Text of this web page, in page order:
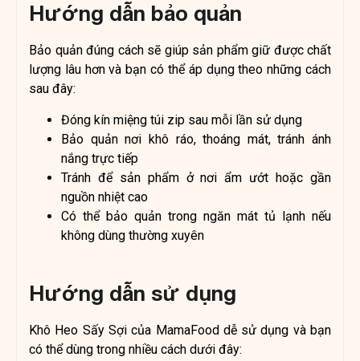
Hướng dẫn bảo quản
Bảo quản đúng cách sẽ giúp sản phẩm giữ được chất
lượng lâu hơn và bạn có thể áp dụng theo những cách
sau đây:
Đóng kín miệng túi zip sau mỗi lần sử dụng
Bảo quản nơi khô ráo, thoáng mát, tránh ánh
nắng trực tiếp
Tránh để sản phẩm ở nơi ẩm ướt hoặc gần
nguồn nhiệt cao
Có thể bảo quản trong ngăn mát tủ lạnh nếu
không dùng thường xuyên
Hướng dẫn sử dụng
Khô Heo Sấy Sợi của MamaFood dễ sử dụng và bạn
có thể dùng trong nhiều cách dưới đây: